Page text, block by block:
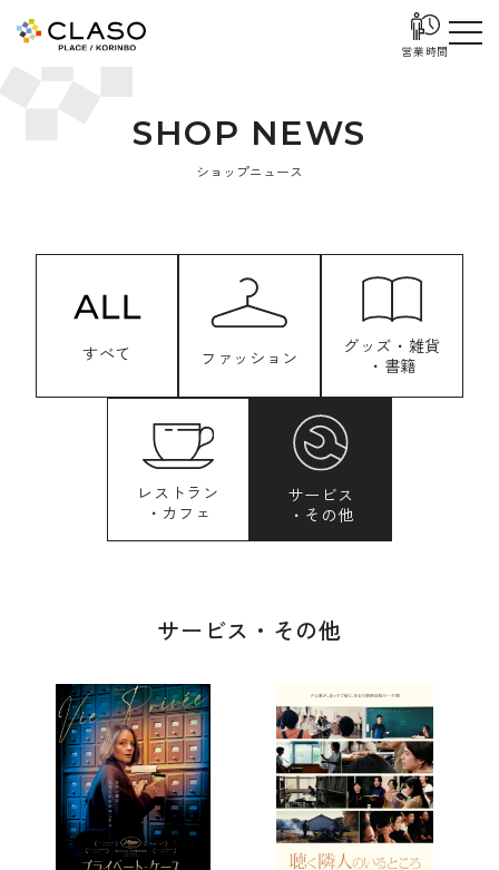
営業時間
SHOP NEWS
ショップニュース
すべて ファッション
グッズ・雑貨
・書籍
レストラン
・カフェ
サービス
・その他
サービス・その他